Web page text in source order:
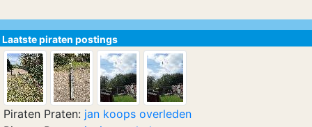
Laatste piraten postings
Piraten Praten: jan koops overleden